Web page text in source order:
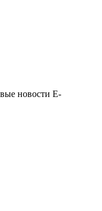
новости E-